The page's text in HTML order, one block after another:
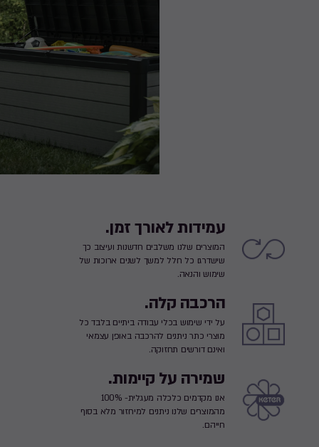
עמידות לאורך זמן.
המוצרים שלנו משלבים חדשנות ועיצוב כך
שישדרגו כל חלל למשך לשנים ארוכות של
שימוש והנאה.
הרכבה קלה.
על ידי שימוש בכלי עבודה ביתיים בלבד כל
מוצרי כתר ניתנים להרכבה באופן עצמאי
ואינם דורשים תחזוקה.
שמירה על קיימות.
אנו מקדמים כלכלה מעגלית- 100%
מהמוצרים שלנו ניתנים למיחזור מלא בסוף
חייהם.